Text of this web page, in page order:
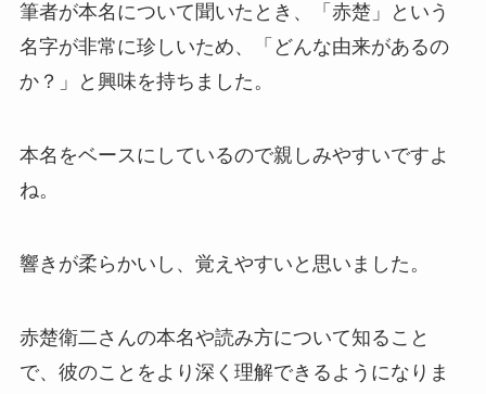
筆者が本名について聞いたとき、「赤楚」という
名字が非常に珍しいため、「どんな由来があるの
か？」と興味を持ちました。
本名をベースにしているので親しみやすいですよ
ね。
響きが柔らかいし、覚えやすいと思いました。
赤楚衛二さんの本名や読み方について知ること
で、彼のことをより深く理解できるようになりま